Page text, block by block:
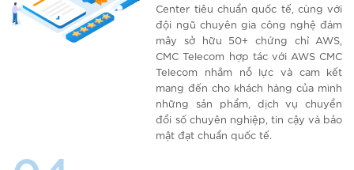
Center tiêu chuẩn quốc tế, cùng với
đội ngũ chuyên gia công nghệ đám
mây sở hữu 50+ chứng chỉ AWS,
CMC Telecom hợp tác với AWS CMC
Telecom nhằm nỗ lực và cam kết
mang đến cho khách hàng của mình
những sản phẩm, dịch vụ chuyển
đổi số chuyên nghiệp, tin cậy và bảo
mật đạt chuẩn quốc tế.